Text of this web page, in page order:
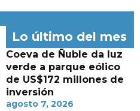
Lo último del mes
Coeva de Ñuble da luz
verde a parque eólico
de US$172 millones de
inversión
agosto 7, 2026